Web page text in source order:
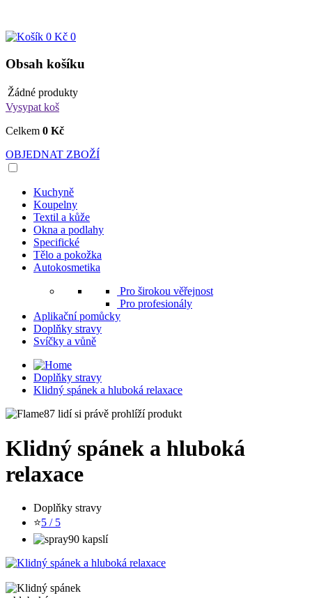
0 Kč 0
Obsah košíku
Žádné produkty
Vysypat koš
Celkem 0 Kč
OBJEDNAT ZBOŽÍ
Kuchyně
Koupelny
Textil a kůže
Okna a podlahy
Specifické
Tělo a pokožka
Autokosmetika
Pro širokou věřejnost
Pro profesionály
Aplikační pomůcky
Doplňky stravy
Svíčky a vůně
Doplňky stravy
Klidný spánek a hluboká relaxace
87 lidí si právě prohlíží produkt
Klidný spánek a hluboká
relaxace
Doplňky stravy
⭐5 / 5
90 kapslí